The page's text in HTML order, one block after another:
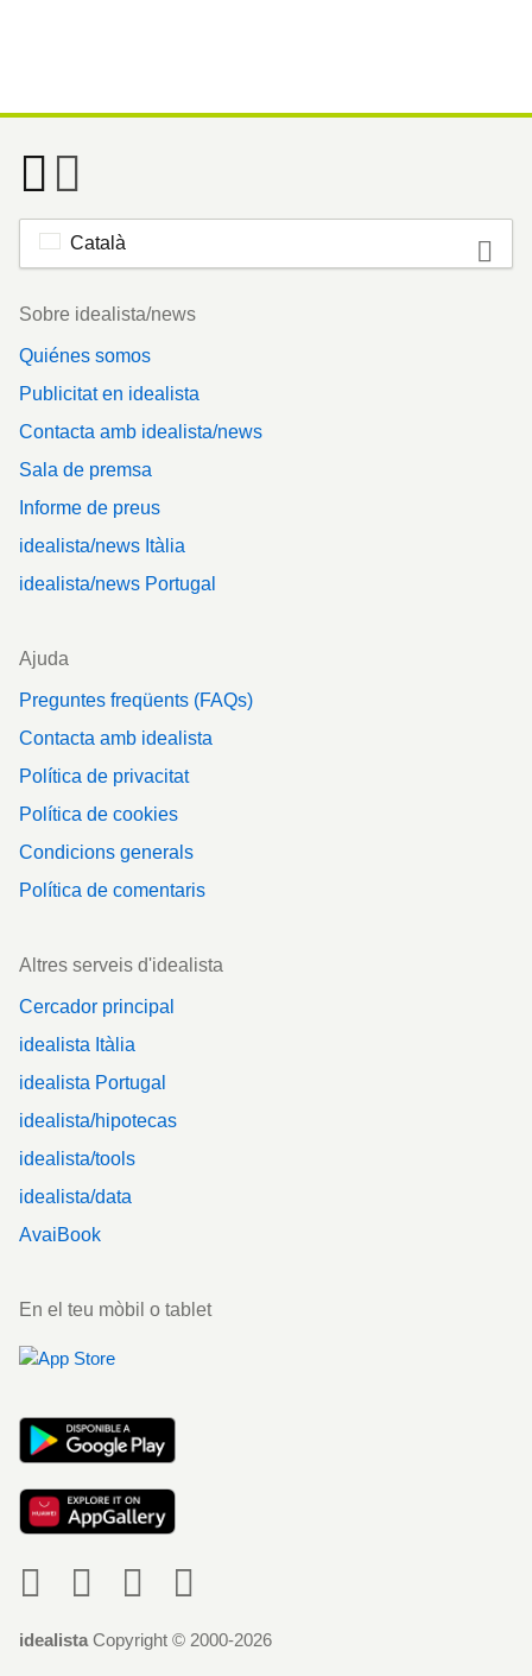
Català
Footer
Sobre idealista/news
Quiénes somos
Publicitat en idealista
Contacta amb idealista/news
Sala de premsa
Informe de preus
idealista/news Itàlia
idealista/news Portugal
Ajuda
Preguntes freqüents (FAQs)
Contacta amb idealista
Política de privacitat
Política de cookies
Condicions generals
Política de comentaris
Altres serveis d'idealista
Cercador principal
idealista Itàlia
idealista Portugal
idealista/hipotecas
idealista/tools
idealista/data
AvaiBook
En el teu mòbil o tablet
idealista Copyright © 2000-2026